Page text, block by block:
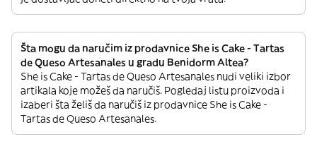
Šta mogu da naručim iz prodavnice She is Cake - Tartas
de Queso Artesanales u gradu Benidorm Altea?
She is Cake - Tartas de Queso Artesanales nudi veliki izbor
artikala koje možeš da naručiš. Pogledaj listu proizvoda i
izaberi šta želiš da naručiš iz prodavnice She is Cake -
Tartas de Queso Artesanales.